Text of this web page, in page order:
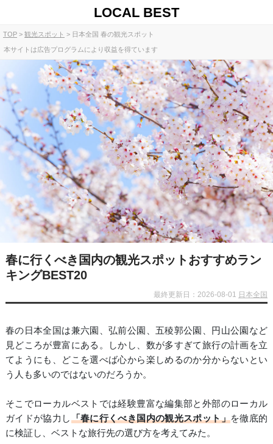
LOCAL BEST
TOP 観光スポット 日本全国 春の観光スポット
本サイトは広告プログラムにより収益を得ています
春に行くべき国内の観光スポットおすすめラン
キングBEST20
最終更新日：2026-08-01 日本全国
春の日本全国は兼六園、弘前公園、五稜郭公園、円山公園など
見どころが豊富にある。しかし、数が多すぎて旅行の計画を立
てようにも、どこを選べば心から楽しめるのか分からないとい
う人も多いのではないのだろうか。
そこでローカルベストでは経験豊富な編集部と外部のローカル
ガイドが協力し「春に行くべき国内の観光スポット」を徹底的
に検証し、ベストな旅行先の選び方を考えてみた。